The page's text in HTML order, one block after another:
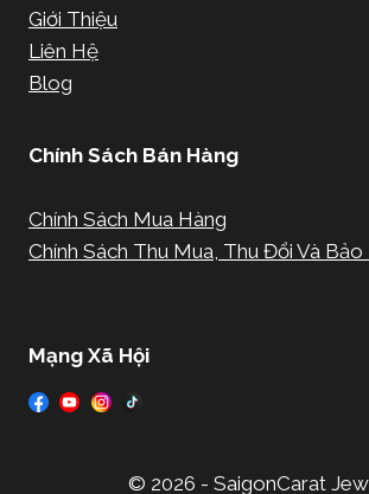
Giới Thiệu
Liên Hệ
Blog
Chính Sách Bán Hàng
Chính Sách Mua Hàng
Chính Sách Thu Mua, Thu Đổi Và Bảo
Mạng Xã Hội
© 2026 - SaigonCarat